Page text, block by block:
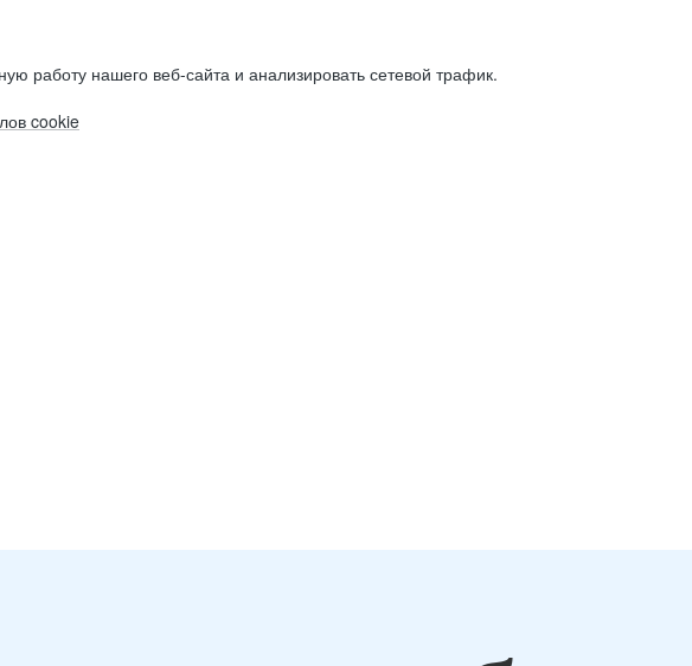
работу нашего веб-сайта и анализировать сетевой трафик.
cookie